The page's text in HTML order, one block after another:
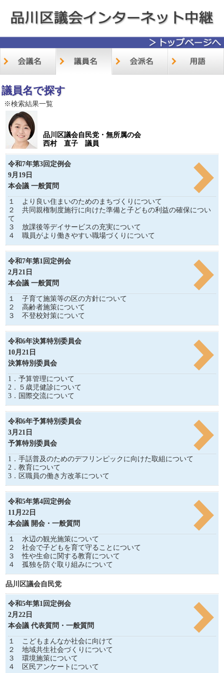
議員名で探す
※検索結果一覧
品川区議会自民党・無所属の会
西村 直子 議員
令和7年第3回定例会
9月19日
本会議 一般質問
１ より良い住まいのためのまちづくりについて
２ 共同親権制度施行に向けた準備と子どもの利益の確保につい
て
３ 放課後等デイサービスの充実について
４ 職員がより働きやすい職場づくりについて
令和7年第1回定例会
2月21日
本会議 一般質問
１ 子育て施策等の区の方針について
２ 高齢者施策について
３ 不登校対策について
令和6年決算特別委員会
10月21日
決算特別委員会
1．予算管理について
2．５歳児健診について
3．国際交流について
令和6年予算特別委員会
3月21日
予算特別委員会
1．手話普及のためのデフリンピックに向けた取組について
2．教育について
3．区職員の働き方改革について
令和5年第4回定例会
11月22日
本会議 開会・一般質問
１ 水辺の観光施策について
２ 社会で子どもを育て守ることについて
３ 性や生命に関する教育について
４ 孤独を防ぐ取り組みについて
品川区議会自民党
令和5年第1回定例会
2月22日
本会議 代表質問・一般質問
１ こどもまんなか社会に向けて
２ 地域共生社会づくりについて
３ 環境施策について
４ 区民アンケートについて